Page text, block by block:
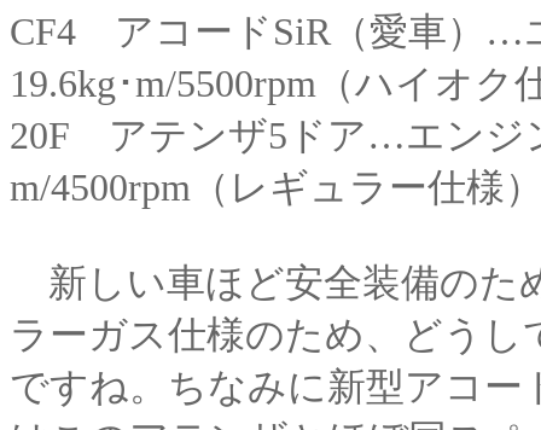
CF4 アコードSiR（愛車）…
19.6kg･m/5500rpm（ハイオ
20F アテンザ5ドア…エンジ
m/4500rpm（レギュラー仕様
新しい車ほど安全装備のた
ラーガス仕様のため、どう
ですね。ちなみに新型アコ